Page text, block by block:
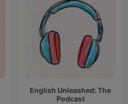
English Unleashed: The
Podcast